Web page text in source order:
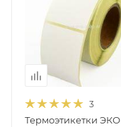
3
Термоэтикетки ЭКО